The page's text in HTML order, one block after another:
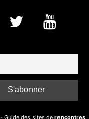
Guide des sites de rencontres